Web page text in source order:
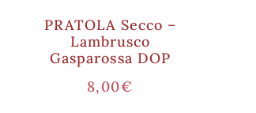
PRATOLA Secco –
Lambrusco
Gasparossa DOP
8,00€